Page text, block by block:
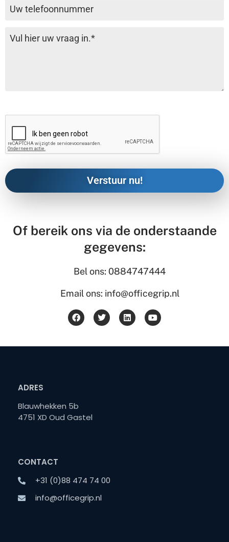
Of bereik ons via de onderstaande
gegevens:
Bel ons: 0884747444
Email ons: info@officegrip.nl
ADRES
Blauwhekken 5b
4751 XD Oud Gastel
CONTACT
+31 (0)88 474 74 00
info@officegrip.nl